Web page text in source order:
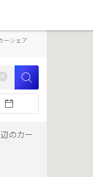
ーシェア
のカー